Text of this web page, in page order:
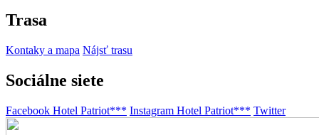
Trasa
Kontaky a mapa Nájsť trasu
Sociálne siete
Facebook Hotel Patriot*** Instagram Hotel Patriot*** Twitter